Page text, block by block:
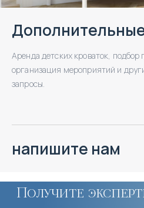
Аренда детских кроваток, подбор
организация мероприятий и
запросы.
напишите нам
Получите